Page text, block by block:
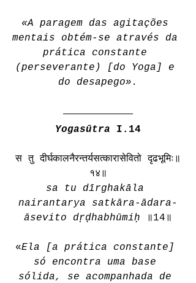
«A paragem das agitações
mentais obtém-se através da
prática constante
(perseverante) [do Yoga] e
do desapego».
Yogasūtra I.14
स तु दीर्घकालनैरन्तर्यसत्कारासेवितो दृढभूमिः॥
१४॥
sa tu dīrghakāla
nairantarya satkāra-ādara-
āsevito dṛḍhabhūmiḥ ॥14॥
«Ela [a prática constante]
só encontra uma base
sólida, se acompanhada de